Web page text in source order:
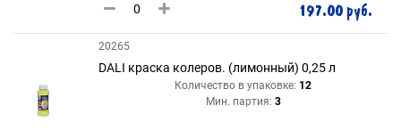
197.00 руб.
20265
DALI краска колеров. (лимонный) 0,25 л
Количество в упаковке: 12
Мин. партия: 3